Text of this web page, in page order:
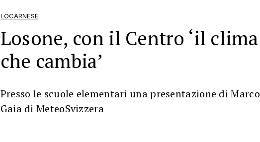
LOCARNESE
Losone, con il Centro ‘il clima
che cambia’
Presso le scuole elementari una presentazione di Marco
Gaia di MeteoSvizzera